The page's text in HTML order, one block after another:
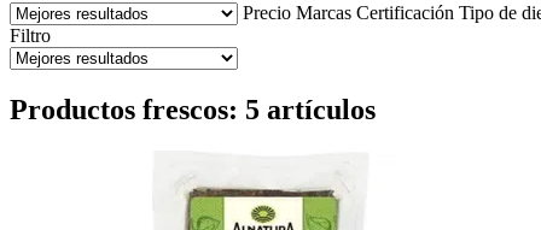
Precio Marcas Certificación Tipo de
Filtro
Productos frescos: 5 artículos